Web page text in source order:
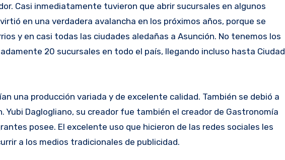
Casi inmediatamente tuvieron que abrir sucursales en algunos
en una verdadera avalancha en los próximos años, porque se
y en casi todas las ciudades aledañas a Asunción. No tenemos los
20 sucursales en todo el país, llegando incluso hasta Ciudad
una producción variada y de excelente calidad. También se debió a
Daglogliano, su creador fue también el creador de Gastronomía
posee. El excelente uso que hicieron de las redes sociales les
a los medios tradicionales de publicidad.